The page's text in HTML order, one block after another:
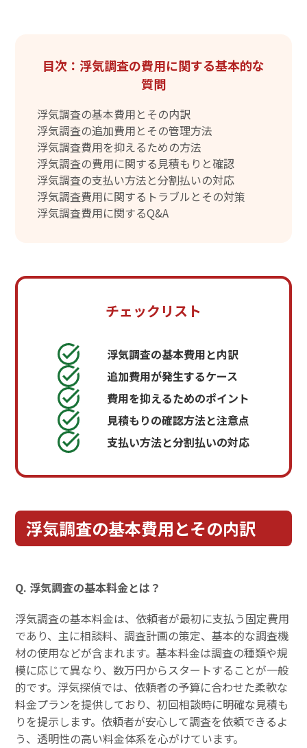
目次：浮気調査の費用に関する基本的な
質問
浮気調査の基本費用とその内訳
浮気調査の追加費用とその管理方法
浮気調査費用を抑えるための方法
浮気調査の費用に関する見積もりと確認
浮気調査の支払い方法と分割払いの対応
浮気調査費用に関するトラブルとその対策
浮気調査費用に関するQ&A
チェックリスト
浮気調査の基本費用と内訳
追加費用が発生するケース
費用を抑えるためのポイント
見積もりの確認方法と注意点
支払い方法と分割払いの対応
浮気調査の基本費用とその内訳
Q. 浮気調査の基本料金とは？
浮気調査の基本料金は、依頼者が最初に支払う固定費用
であり、主に相談料、調査計画の策定、基本的な調査機
材の使用などが含まれます。基本料金は調査の種類や規
模に応じて異なり、数万円からスタートすることが一般
的です。浮気探偵では、依頼者の予算に合わせた柔軟な
料金プランを提供しており、初回相談時に明確な見積も
りを提示します。依頼者が安心して調査を依頼できるよ
う、透明性の高い料金体系を心がけています。